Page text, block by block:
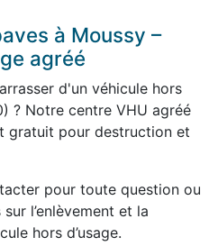
à Moussy –
agréé
d'un véhicule hors
? Notre centre VHU agréé
gratuit pour destruction et
pour toute question ou
l’enlèvement et la
hors d’usage.